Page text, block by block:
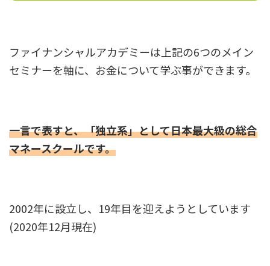
ファイナンシャルアカデミーは上記の6つのメイン
セミナーを軸に、お金について学ぶ事ができます。
一言で表すと、「独立系」として日本最大級の総合
マネースクールです。
2002年に設立し、19年目を迎えようとしています
(2020年12月現在)